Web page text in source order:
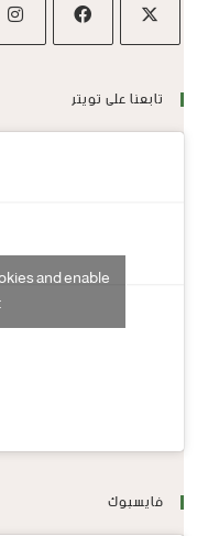
تابعنا على تويتر
and enable
فايسبوك